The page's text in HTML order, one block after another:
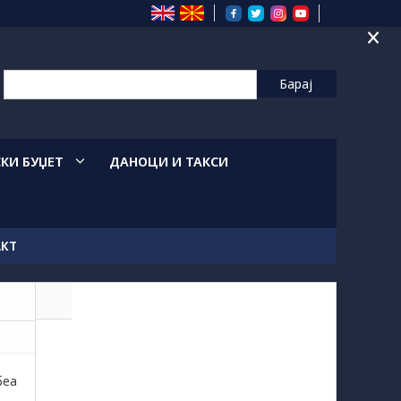
БУЏЕТ ДАНОЦИ И ТАКСИ
×